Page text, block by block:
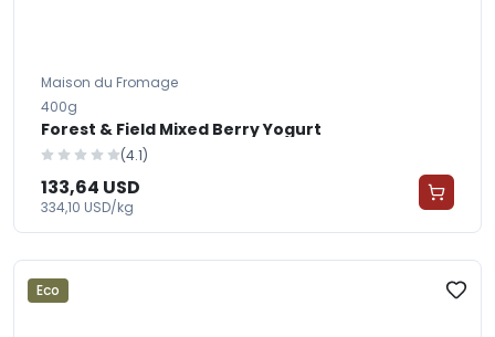
Maison du Fromage
400g
Forest & Field Mixed Berry Yogurt
(4.1)
133,64 USD
334,10 USD/kg
Eco